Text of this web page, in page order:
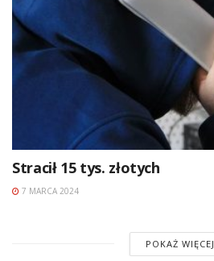
Stracił 15 tys. złotych
7 MARCA 2024
POKAŻ WIĘCEJ